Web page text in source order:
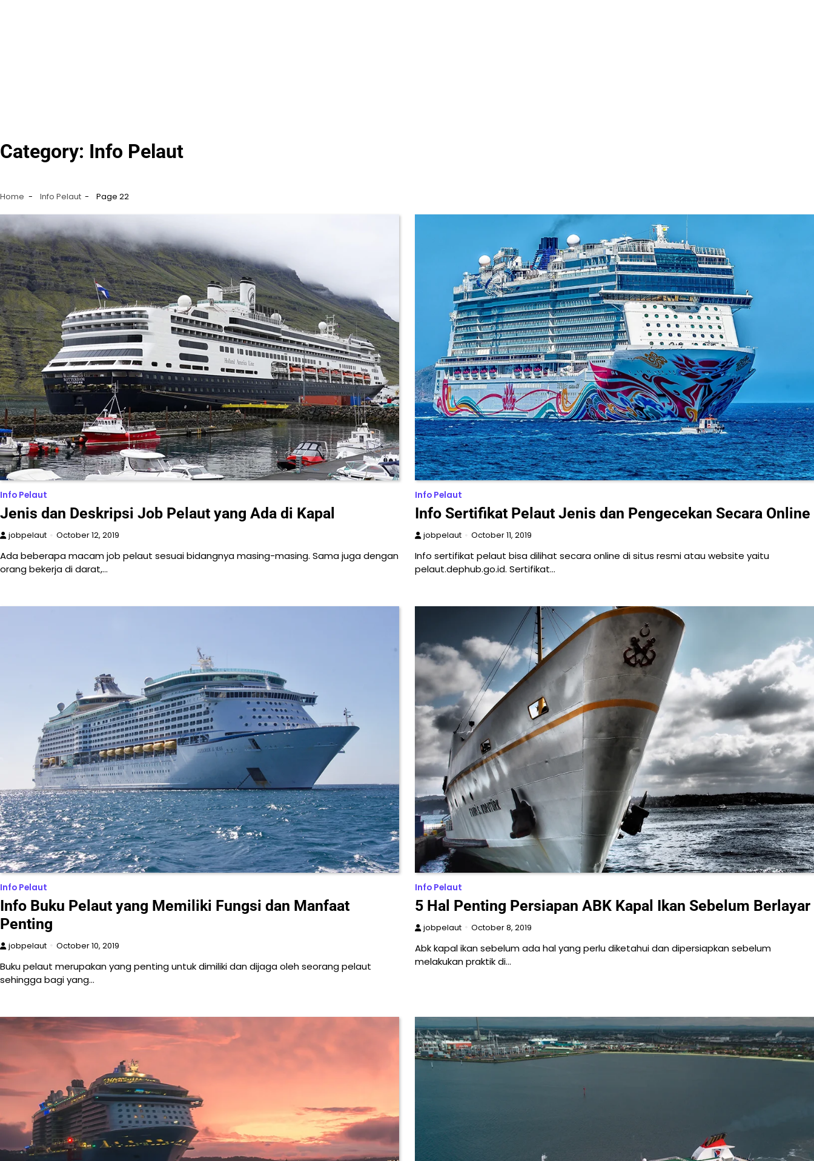
Category: Info Pelaut
Home Info Pelaut Page 22
Info Pelaut
Jenis dan Deskripsi Job Pelaut yang Ada di Kapal
jobpelaut October 12, 2019
Ada beberapa macam job pelaut sesuai bidangnya masing-masing. Sama juga dengan
orang bekerja di darat,…
Info Pelaut
Info Sertifikat Pelaut Jenis dan Pengecekan Secara Online
jobpelaut October 11, 2019
Info sertifikat pelaut bisa dilihat secara online di situs resmi atau website yaitu
pelaut.dephub.go.id. Sertifikat…
Info Pelaut
Info Buku Pelaut yang Memiliki Fungsi dan Manfaat
Penting
jobpelaut October 10, 2019
Buku pelaut merupakan yang penting untuk dimiliki dan dijaga oleh seorang pelaut
sehingga bagi yang…
Info Pelaut
5 Hal Penting Persiapan ABK Kapal Ikan Sebelum Berlayar
jobpelaut October 8, 2019
Abk kapal ikan sebelum ada hal yang perlu diketahui dan dipersiapkan sebelum
melakukan praktik di…